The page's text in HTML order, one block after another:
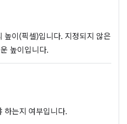
높이(픽셀)입니다. 지정되지 않은
높이입니다.
하는지 여부입니다.